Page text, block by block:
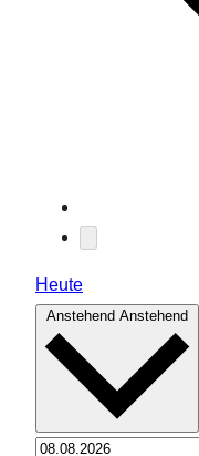
Heute
Anstehend Anstehend